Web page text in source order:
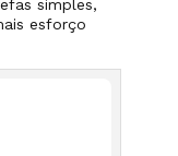
simples,
esforço